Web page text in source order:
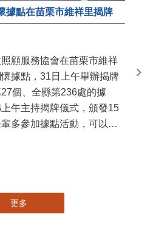
據點在苗栗市維祥里揭牌
顧服務協會在苗栗市維祥
據點，31日上午舉辦揭牌
個、全縣第236處的據
午主持揭牌儀式，頒發15
多參加據點活動，可以更
苗
更多